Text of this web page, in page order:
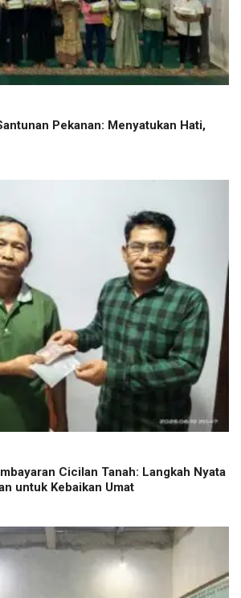
Pekanan: Menyatukan Hati,
Cicilan Tanah: Langkah Nyata
untuk Kebaikan Umat